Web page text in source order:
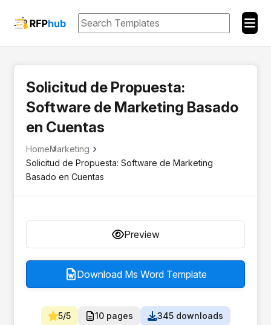
Solicitud de Propuesta:
Software de Marketing Basado
en Cuentas
HomeMarketing
Solicitud de Propuesta: Software de Marketing
Basado en Cuentas
Preview
Download Ms Word Template
5/5 10 pages 345 downloads